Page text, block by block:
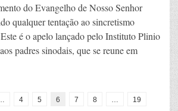
do Evangelho de Nosso Senhor
qualquer tentação ao sincretismo
apelo lançado pelo Instituto Plinio
padres sinodais, que se reune em
4 5 6 7 8
19